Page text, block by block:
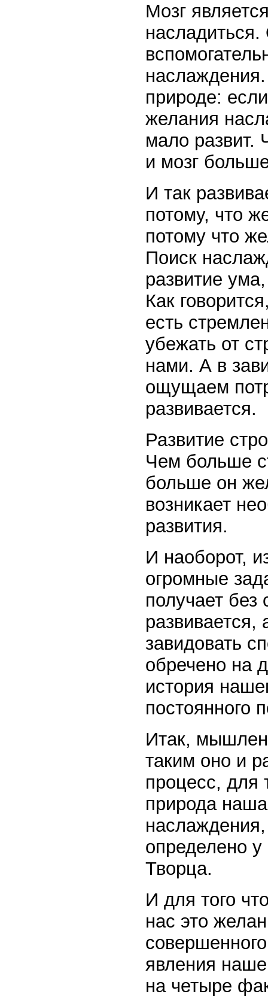
Мозг
природе:
желания
мало развит.
и мозг
И так
потому, что
потому что
Поиск
развитие
Как
есть
убежать от
нами. А в
ощущаем
развивается.
Развитие
Чем больше
больше он
возникает
развития.
И наоборот,
огромные
получает без
развивается,
завидовать
обречено на
история
постоянного
Итак,
таким оно и
процесс, для
природа
определено
Творца.
И для того
нас это
явления
на четыре